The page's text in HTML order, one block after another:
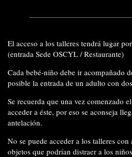
El acceso a los talleres tendrá lugar
(entrada Sede OSCYL / Restaurante)
Cada bebé-niño debe ir acompañado
posible la entrada de un adulto con
Se recuerda que una vez comenzado
acceder a éste, por eso se aconseja
antelación.
No se puede acceder a los talleres con
objetos que podrían distraer a los